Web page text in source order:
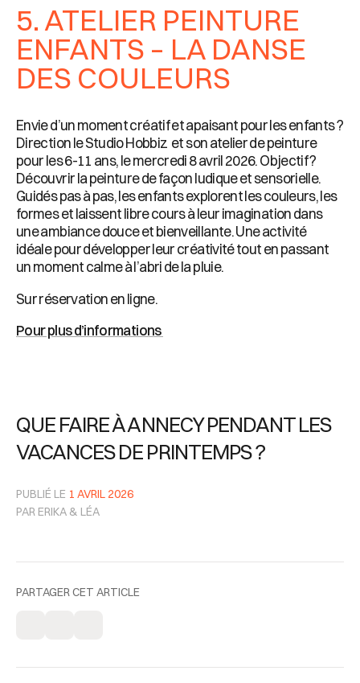
QUE FAIRE À ANNECY PENDANT LES
VACANCES DE PRINTEMPS ?
PUBLIÉ LE 1 AVRIL 2026
PAR ERIKA & LÉA
PARTAGER CET ARTICLE
5. ATELIER PEINTURE
ENFANTS – LA DANSE
DES COULEURS
Envie d’un moment créatif et apaisant pour les enfants ?
Direction le Studio Hobbiz et son atelier de peinture
pour les 6-11 ans, le mercredi 8 avril 2026. Objectif ?
Découvrir la peinture de façon ludique et sensorielle.
Guidés pas à pas, les enfants explorent les couleurs, les
formes et laissent libre cours à leur imagination dans
une ambiance douce et bienveillante. Une activité
idéale pour développer leur créativité tout en passant
un moment calme à l’abri de la pluie.
Sur réservation en ligne.
Pour plus d’informations